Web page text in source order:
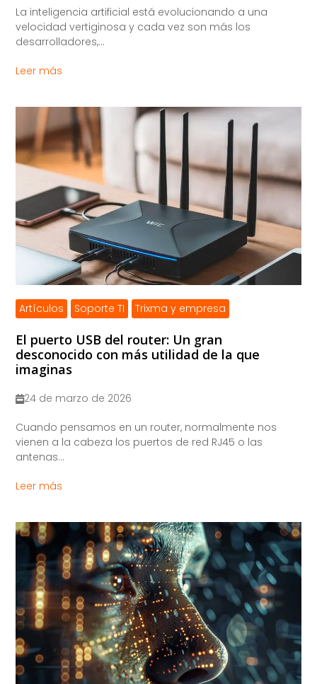
La inteligencia artificial está evolucionando a una
velocidad vertiginosa y cada vez son más los
desarrolladores,...
Leer más
Artículos Soporte TI Trixma y empresa
El puerto USB del router: Un gran
desconocido con más utilidad de la que
imaginas
24 de marzo de 2026
Cuando pensamos en un router, normalmente nos
vienen a la cabeza los puertos de red RJ45 o las
antenas...
Leer más